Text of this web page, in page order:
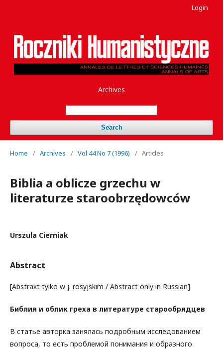
Archives
Search
Login
Home / Archives / Vol 44 No 7 (1996) / Articles
Biblia a oblicze grzechu w
literaturze staroobrzędowców
Urszula Cierniak
Abstract
[Abstrakt tylko w j. rosyjskim / Abstract only in Russian]
Библия и облик греха в литературе старообрядцев
В статье авторка занялась подробным исследованием
вопроса, то есть проблемой понимания и образного